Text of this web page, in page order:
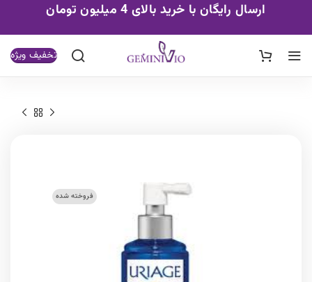
ارسال رایگان با خرید بالای 4 میلیون تومان
تخفیف ویژه
فروخته شده